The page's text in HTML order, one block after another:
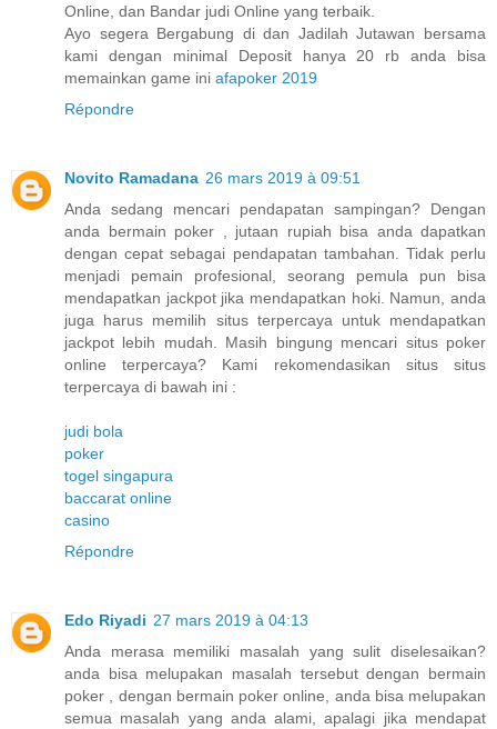
Online, dan Bandar judi Online yang terbaik.
Ayo segera Bergabung di dan Jadilah Jutawan bersama
kami dengan minimal Deposit hanya 20 rb anda bisa
memainkan game ini afapoker 2019
Répondre
Novito Ramadana 26 mars 2019 à 09:51
Anda sedang mencari pendapatan sampingan? Dengan
anda bermain poker , jutaan rupiah bisa anda dapatkan
dengan cepat sebagai pendapatan tambahan. Tidak perlu
menjadi pemain profesional, seorang pemula pun bisa
mendapatkan jackpot jika mendapatkan hoki. Namun, anda
juga harus memilih situs terpercaya untuk mendapatkan
jackpot lebih mudah. Masih bingung mencari situs poker
online terpercaya? Kami rekomendasikan situs situs
terpercaya di bawah ini :
judi bola
poker
togel singapura
baccarat online
casino
Répondre
Edo Riyadi 27 mars 2019 à 04:13
Anda merasa memiliki masalah yang sulit diselesaikan?
anda bisa melupakan masalah tersebut dengan bermain
poker , dengan bermain poker online, anda bisa melupakan
semua masalah yang anda alami, apalagi jika mendapat